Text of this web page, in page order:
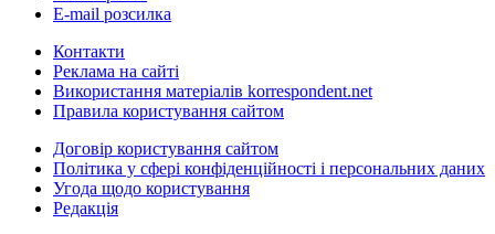
E-mail розсилка
Контакти
Реклама на сайті
Використання матеріалів korrespondent.net
Правила користування сайтом
Договір користування сайтом
Політика у сфері конфіденційності і персональних даних
Угода щодо користування
Редакція